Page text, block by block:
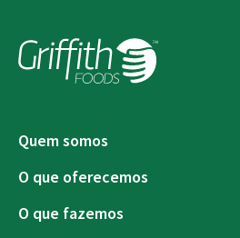
Quem somos
O que oferecemos
O que fazemos